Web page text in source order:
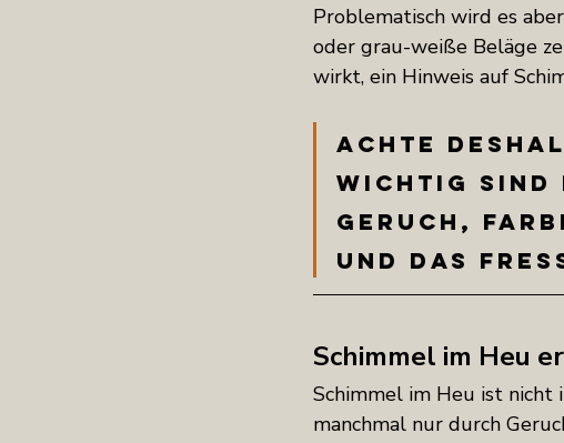
Problematisch wird es
oder grau-weiße Beläge
wirkt, ein Hinweis auf
Achte
Wichtig sind
Geruch,
und das
Schimmel im Heu
Schimmel im Heu ist nicht
manchmal nur durch